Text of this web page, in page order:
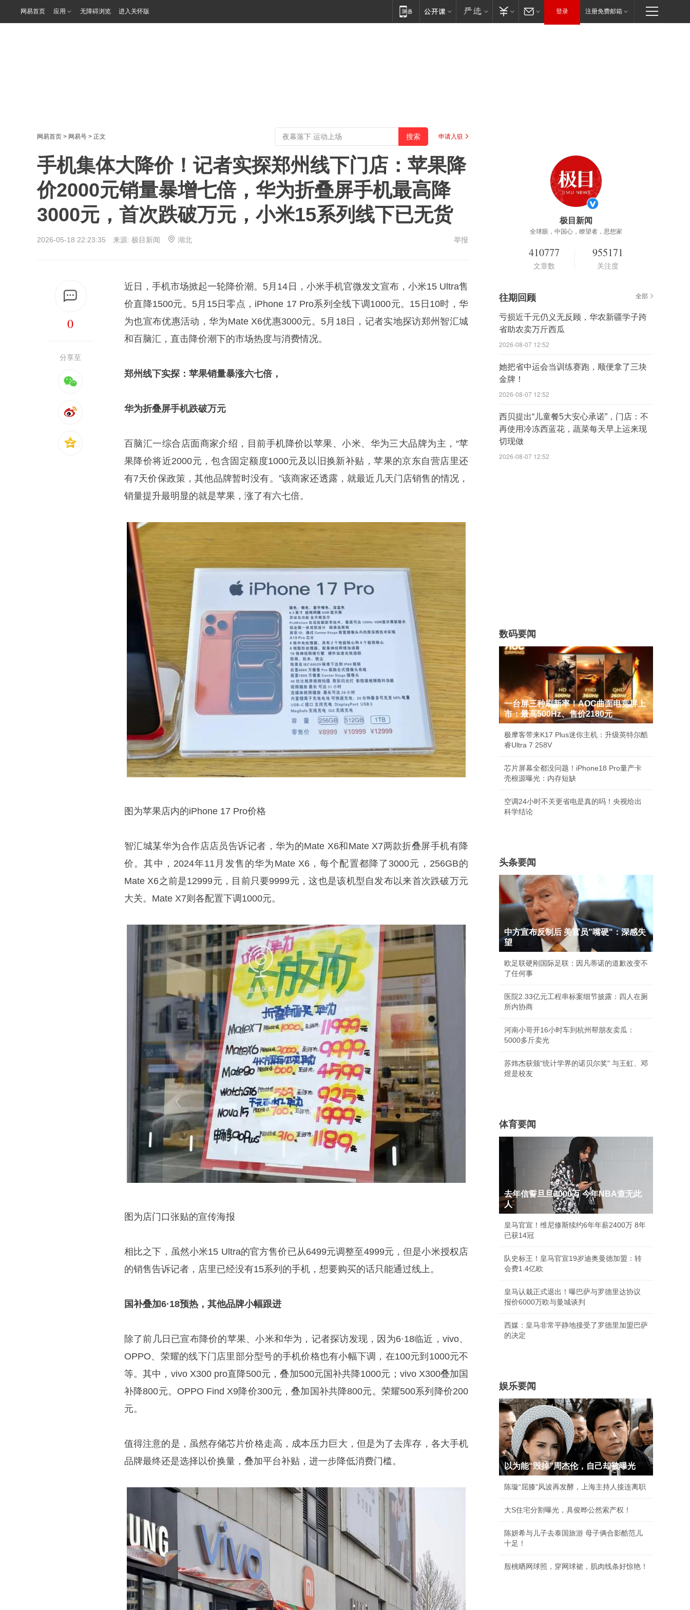
网易首页 应用 无障碍浏览 进入关怀版 登录 注册免费邮箱
网易首页 > 网易号 > 正文 申请入驻
手机集体大降价！记者实探郑州线下门店：苹果降
价2000元销量暴增七倍，华为折叠屏手机最高降
3000元，首次跌破万元，小米15系列线下已无货
2026-05-18 22:23:35 来源: 极目新闻 湖北 举报
0
分享至
近日，手机市场掀起一轮降价潮。5月14日，小米手机官微发文宣布，小米15 Ultra售
价直降1500元。5月15日零点，iPhone 17 Pro系列全线下调1000元。15日10时，华
为也宣布优惠活动，华为Mate X6优惠3000元。5月18日，记者实地探访郑州智汇城
和百脑汇，直击降价潮下的市场热度与消费情况。
郑州线下实探：苹果销量暴涨六七倍，
华为折叠屏手机跌破万元
百脑汇一综合店面商家介绍，目前手机降价以苹果、小米、华为三大品牌为主，“苹
果降价将近2000元，包含固定额度1000元及以旧换新补贴，苹果的京东自营店里还
有7天价保政策，其他品牌暂时没有。”该商家还透露，就最近几天门店销售的情况，
销量提升最明显的就是苹果，涨了有六七倍。
图为苹果店内的iPhone 17 Pro价格
智汇城某华为合作店店员告诉记者，华为的Mate X6和Mate X7两款折叠屏手机有降
价。其中，2024年11月发售的华为Mate X6，每个配置都降了3000元，256GB的
Mate X6之前是12999元，目前只要9999元，这也是该机型自发布以来首次跌破万元
大关。Mate X7则各配置下调1000元。
图为店门口张贴的宣传海报
相比之下，虽然小米15 Ultra的官方售价已从6499元调整至4999元，但是小米授权店
的销售告诉记者，店里已经没有15系列的手机，想要购买的话只能通过线上。
国补叠加6·18预热，其他品牌小幅跟进
除了前几日已宣布降价的苹果、小米和华为，记者探访发现，因为6·18临近，vivo、
OPPO、荣耀的线下门店里部分型号的手机价格也有小幅下调，在100元到1000元不
等。其中，vivo X300 pro直降500元，叠加500元国补共降1000元；‌vivo X300叠加国
补降800元。OPPO Find X9降价300元，叠加国补共降800元。荣耀500系列降价200
元。
值得注意的是，虽然存储芯片价格走高，成本压力巨大，但是为了去库存，各大手机
品牌最终还是选择以价换量，叠加平台补贴，进一步降低消费门槛。
极目新闻
全球眼，中国心，瞭望者，思想家
410777
文章数
955171
关注度
往期回顾 全部
亏损近千元仍义无反顾，华农新疆学子跨
省助农卖万斤西瓜
2026-08-07 12:52
她把省中运会当训练赛跑，顺便拿了三块
金牌！
2026-08-07 12:52
西贝提出“儿童餐5大安心承诺”，门店：不
再使用冷冻西蓝花，蔬菜每天早上运来现
切现做
2026-08-07 12:52
数码要闻
一台屏三种刷新率！AOC曲面电竞屏上
市：最高500Hz、售价2180元
极摩客带来K17 Plus迷你主机：升级英特尔酷
睿Ultra 7 258V
芯片屏幕全都没问题！iPhone18 Pro量产卡
壳根源曝光：内存短缺
空调24小时不关更省电是真的吗！央视给出
科学结论
头条要闻
中方宣布反制后 美官员"嘴硬"：深感失
望
欧足联硬刚国际足联：因凡蒂诺的道歉改变不
了任何事
医院2.33亿元工程串标案细节披露：四人在厕
所内协商
河南小哥开16小时车到杭州帮朋友卖瓜：
5000多斤卖光
苏炜杰获颁"统计学界的诺贝尔奖" 与王虹、邓
煜是校友
体育要闻
去年信誓旦旦3000万 今年NBA查无此
人
皇马官宣！维尼修斯续约6年年薪2400万 8年
已获14冠
队史标王！皇马官宣19岁迪奥曼德加盟：转
会费1.4亿欧
皇马认栽正式退出！曝巴萨与罗德里达协议
报价6000万欧与曼城谈判
西媒：皇马非常平静地接受了罗德里加盟巴萨
的决定
娱乐要闻
以为能“毁掉”周杰伦，自己却被曝光
陈璇“屈膝”风波再发酵，上海主持人接连离职
大S住宅分割曝光，具俊晔公然索产权！
陈妍希与儿子去泰国旅游 母子俩合影酷范儿
十足！
殷桃晒网球照，穿网球裙，肌肉线条好惊艳！